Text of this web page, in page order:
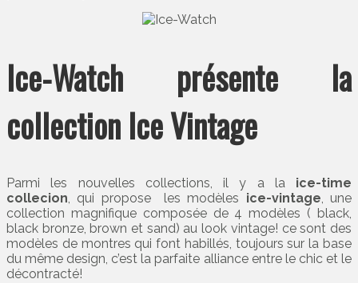
Ice-Watch présente la
collection Ice Vintage
Parmi les nouvelles collections, il y a laice-time
collecion, qui propose les modèles ice-vintage, une
collection magnifique composée de 4 modèles ( black,
black bronze, brown et sand) au look vintage! ce sont des
modèles de montres qui font habillés, toujours sur la base
du même design, c’est la parfaite alliance entre le chic et le
décontracté!